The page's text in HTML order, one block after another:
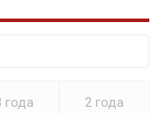
года 2 года